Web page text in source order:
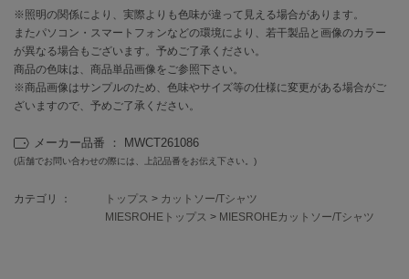
CODE A
COLE HAAN
コール ハーン
DANSKIN
※照明の関係により、実際よりも色味が違って見える場合があります。
またパソコン・スマートフォンなどの環境により、若干製品と画像のカラー
が異なる場合もございます。予めご了承ください。
商品の色味は、商品単品画像をご参照下さい。
※商品画像はサンプルのため、色味やサイズ等の仕様に変更がある場合がご
ざいますので、予めご了承ください。
メーカー品番 ： MWCT261086
(店舗でお問い合わせの際には、上記品番をお伝え下さい。)
カテゴリ ： トップス > カットソー/Tシャツ
MIESROHEトップス > MIESROHEカットソー/Tシャツ